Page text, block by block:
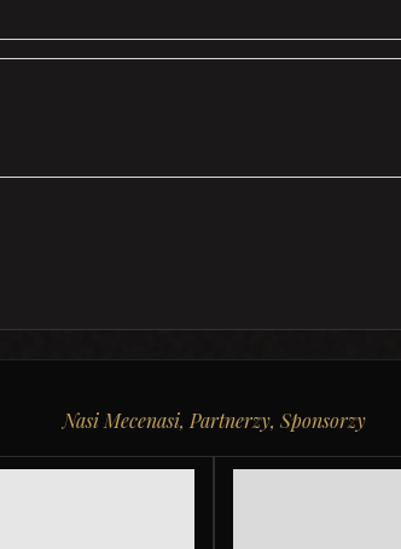
Nasi Mecenasi, Partnerzy, Sponsorzy